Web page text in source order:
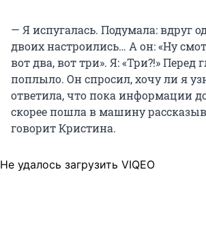
— Я испугалась. Подумала: вдруг
двоих настроились… А он: «Ну
вот два, вот три». Я: «Три?!» Перед
поплыло. Он спросил, хочу ли я
ответила, что пока информации
скорее пошла в машину
говорит Кристина.
Не удалось загрузить VIQEO